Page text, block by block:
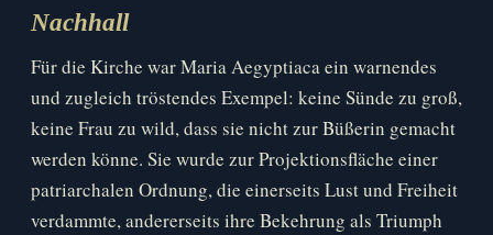
Nachhall
Für die Kirche war Maria Aegyptiaca ein warnendes
und zugleich tröstendes Exempel: keine Sünde zu groß,
keine Frau zu wild, dass sie nicht zur Büßerin gemacht
werden könne. Sie wurde zur Projektionsfläche einer
patriarchalen Ordnung, die einerseits Lust und Freiheit
verdammte, andererseits ihre Bekehrung als Triumph